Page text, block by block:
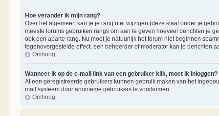
Hoe verander ik mijn rang?
Over het algemeen kan je je rang niet wijzigen (deze staat onder je
meeste forums gebruiken rangs om aan te geven hoeveel berichten je
ook een aparte rang. Nu moet je natuurlijk het forum niet beginnen
tegenovergestelde effect, een beheerder of moderator kan je berichten
Omhoog
Wanneer ik op de e-mail link van een gebruiker klik, moet ik inloggen?
Alleen geregistreerde gebruikers kunnen gebruik maken van het
mail systeem door anonieme gebruikers te voorkomen.
Omhoog